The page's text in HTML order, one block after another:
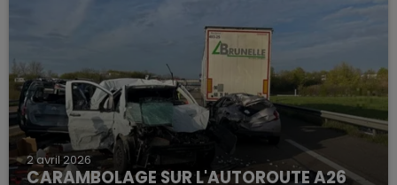
2 avril 2026
CARAMBOLAGE SUR L'AUTOROUTE A26